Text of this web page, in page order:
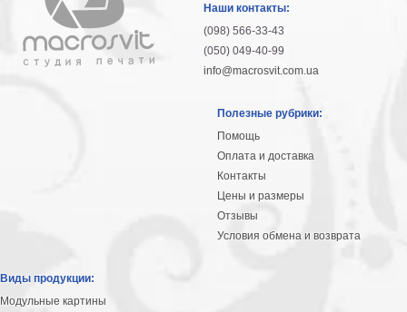
Наши контакты:
(098) 566-33-43
(050) 049-40-99
info@macrosvit.com.ua
Полезные рубрики:
Помощь
Оплата и доставка
Контакты
Цены и размеры
Отзывы
Условия обмена и возврата
Виды продукции:
Модульные картины